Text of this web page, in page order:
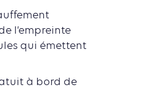
l’empreinte
qui émettent
à bord de